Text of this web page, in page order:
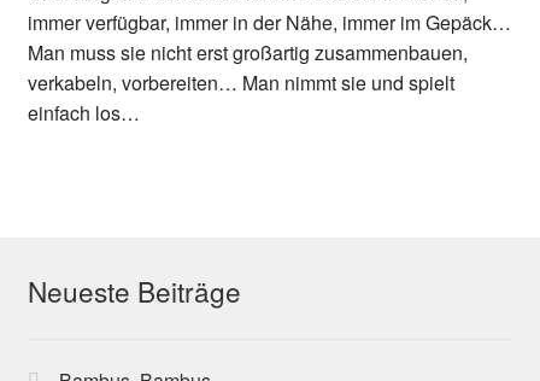
immer verfügbar, immer in der Nähe, immer im Gepäck…
Man muss sie nicht erst großartig zusammenbauen,
verkabeln, vorbereiten… Man nimmt sie und spielt
einfach los…
Neueste Beiträge